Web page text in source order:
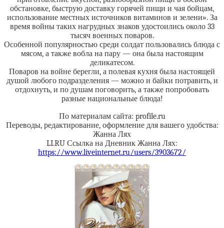
обстановке, быструю доставку горячей пищи и чая бойцам,
использование местных источников витаминов и зелени». За
время войны таких нагрудных знаков удостоились около 33
тысяч военных поваров.
Особенной популярностью среди солдат пользовались блюда с
мясом, а также вобла на пару — она была настоящим
деликатесом.
Поваров на войне берегли, а полевая кухня была настоящей
душой любого подразделения — можно и байки потравить, и
отдохнуть, и по душам поговорить, а также попробовать
разные национальные блюда!
По материалам сайта: profile.ru
Переводы, редактирование, оформление для вашего удобства:
Жанна Лях
LI.RU Ссылка на Дневник Жанна Лях:
https://www.liveinternet.ru/users/3903672/